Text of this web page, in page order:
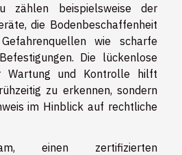
zählen beispielsweise der
die Bodenbeschaffenheit
wie scharfe
Die lückenlose
Wartung und Kontrolle hilft
zu erkennen, sondern
im Hinblick auf rechtliche
einen zertifizierten